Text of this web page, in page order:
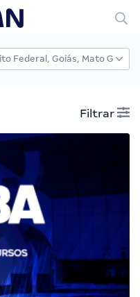
Filtrar